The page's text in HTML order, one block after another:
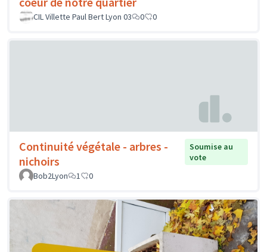
CIL Villette Paul Bert Lyon 03 0 0
Continuité végétale - arbres -
nichoirs
Soumise au
vote
Bob2Lyon
1 0